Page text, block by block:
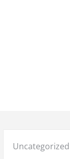
Posted
Uncategorized